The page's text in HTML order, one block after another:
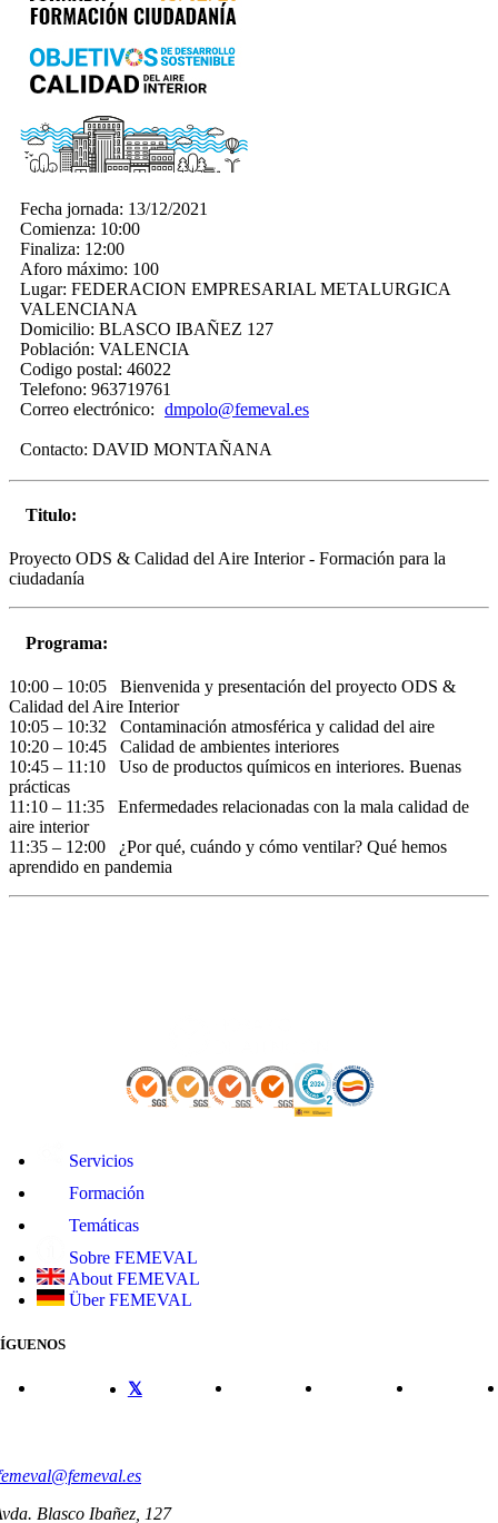
Fecha jornada: 13/12/2021
Comienza: 10:00
Finaliza: 12:00
Aforo máximo: 100
Lugar: FEDERACION EMPRESARIAL METALURGICA
VALENCIANA
Domicilio: BLASCO IBAÑEZ 127
Población: VALENCIA
Codigo postal: 46022
Telefono: 963719761
Correo electrónico: dmpolo@femeval.es
Contacto: DAVID MONTAÑANA
Titulo:
Proyecto ODS & Calidad del Aire Interior - Formación para la
ciudadanía
Programa:
10:00 – 10:05 Bienvenida y presentación del proyecto ODS &
Calidad del Aire Interior
10:05 – 10:32 Contaminación atmosférica y calidad del aire
10:20 – 10:45 Calidad de ambientes interiores
10:45 – 11:10 Uso de productos químicos en interiores. Buenas
prácticas
11:10 – 11:35 Enfermedades relacionadas con la mala calidad de
aire interior
11:35 – 12:00 ¿Por qué, cuándo y cómo ventilar? Qué hemos
aprendido en pandemia
Servicios
Formación
Temáticas
Sobre FEMEVAL
About FEMEVAL
Über FEMEVAL
Blasco Ibañez, 127